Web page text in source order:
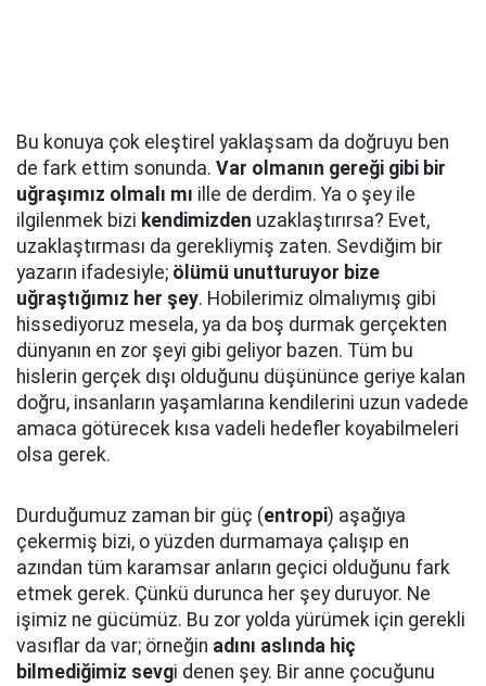
Bu konuya çok eleştirel yaklaşsam da doğruyu ben
de fark ettim sonunda. Var olmanın gereği gibi bir
uğraşımız olmalı mı ille de derdim. Ya o şey ile
ilgilenmek bizi kendimizden uzaklaştırırsa? Evet,
uzaklaştırması da gerekliymiş zaten. Sevdiğim bir
yazarın ifadesiyle; ölümü unutturuyor bize
uğraştığımız her şey. Hobilerimiz olmalıymış gibi
hissediyoruz mesela, ya da boş durmak gerçekten
dünyanın en zor şeyi gibi geliyor bazen. Tüm bu
hislerin gerçek dışı olduğunu düşününce geriye kalan
doğru, insanların yaşamlarına kendilerini uzun vadede
amaca götürecek kısa vadeli hedefler koyabilmeleri
olsa gerek.
Durduğumuz zaman bir güç (entropi) aşağıya
çekermiş bizi, o yüzden durmamaya çalışıp en
azından tüm karamsar anların geçici olduğunu fark
etmek gerek. Çünkü durunca her şey duruyor. Ne
işimiz ne gücümüz. Bu zor yolda yürümek için gerekli
vasıflar da var; örneğin adını aslında hiç
bilmediğimiz sevgi denen şey. Bir anne çocuğunu